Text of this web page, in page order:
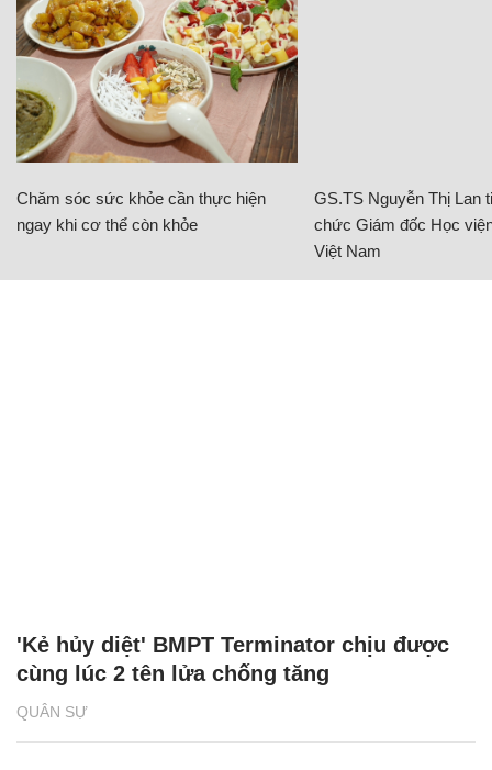
Chăm sóc sức khỏe cần thực hiện
ngay khi cơ thể còn khỏe
GS.TS Nguyễn Thị Lan
chức Giám đốc Học
Việt Nam
QUÂN SỰ
'Kẻ hủy diệt' BMPT Terminator chịu được
cùng lúc 2 tên lửa chống tăng